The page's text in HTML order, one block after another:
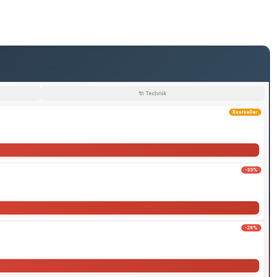
🔌 Technik
Bestseller
-33%
-29%